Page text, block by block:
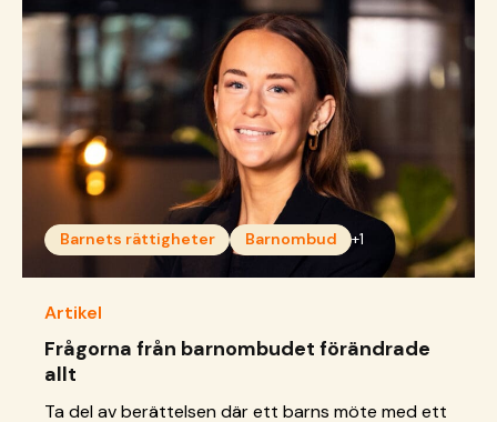
Barnets rättigheter Barnombud +1
Artikel
Frågorna från barnombudet förändrade
allt
Ta del av berättelsen där ett barns möte med ett